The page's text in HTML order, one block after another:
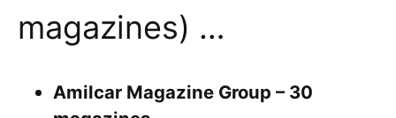
magazines) …
Amilcar Magazine Group – 30